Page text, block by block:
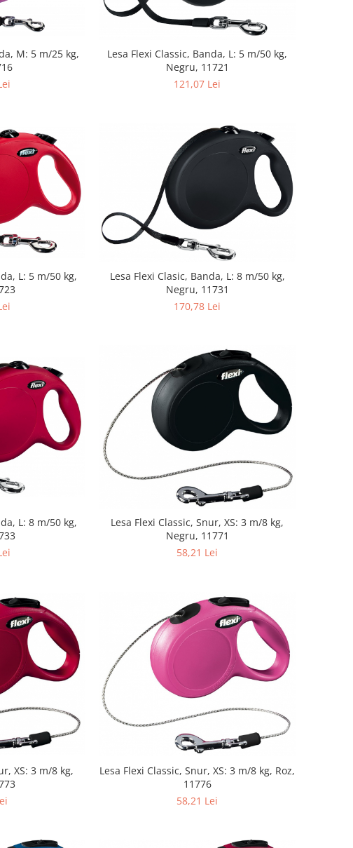
M: 5 m/25 kg,
Lesa Flexi Classic, Banda, L: 5 m/50 kg,
Negru, 11721
121,07 Lei
L: 5 m/50 kg,
Lesa Flexi Clasic, Banda, L: 8 m/50 kg,
Negru, 11731
170,78 Lei
L: 8 m/50 kg,
Lesa Flexi Classic, Snur, XS: 3 m/8 kg,
Negru, 11771
58,21 Lei
XS: 3 m/8 kg,
Lesa Flexi Classic, Snur, XS: 3 m/8 kg, Roz,
11776
58,21 Lei